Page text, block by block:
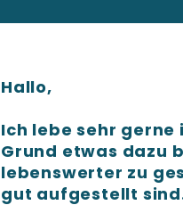
Hallo,
Ich lebe sehr
Grund etwas dazu
lebenswerter zu
gut aufgestellt